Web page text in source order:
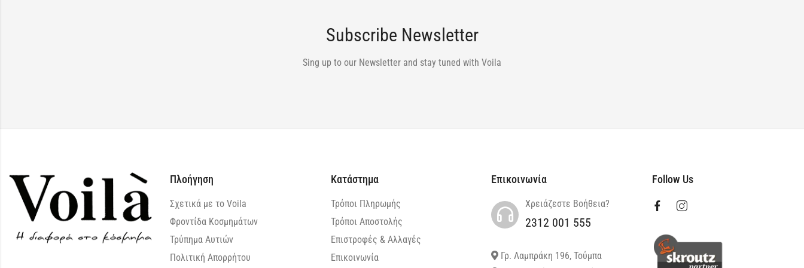
Subscribe Newsletter
Sing up to our Newsletter and stay tuned with Voila
Πλοήγηση
Σχετικά με το Voila
Φροντίδα Κοσμημάτων
Τρύπημα Αυτιών
Πολιτική Απορρήτου
Κατάστημα
Τρόποι Πληρωμής
Τρόποι Αποστολής
Επιστροφές & Αλλαγές
Επικοινωνία
Επικοινωνία
Χρειάζεστε Βοήθεια?
2312 001 555
Γρ. Λαμπράκη 196, Τούμπα
Follow Us